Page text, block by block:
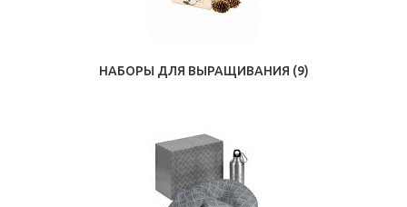
НАБОРЫ ДЛЯ ВЫРАЩИВАНИЯ (9)